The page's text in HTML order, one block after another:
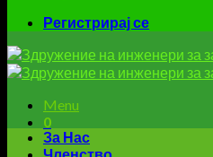
Регистрирај се
Menu
0
За Нас